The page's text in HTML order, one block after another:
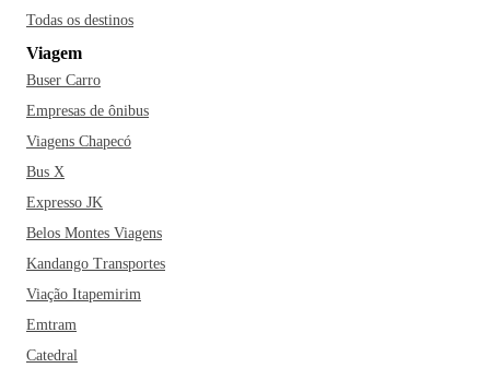
Todas os destinos
Viagem
Buser Carro
Empresas de ônibus
Viagens Chapecó
Bus X
Expresso JK
Belos Montes Viagens
Kandango Transportes
Viação Itapemirim
Emtram
Catedral